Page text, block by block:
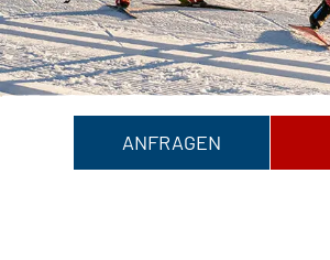
ANFRAGEN